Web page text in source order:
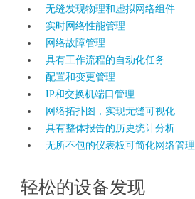
无缝发现物理和虚拟网络组件
实时网络性能管理
网络故障管理
具有工作流程的自动化任务
配置和变更管理
IP和交换机端口管理
网络拓扑图，实现无缝可视化
具有整体报告的历史统计分析
无所不包的仪表板可简化网络管理
轻松的设备发现